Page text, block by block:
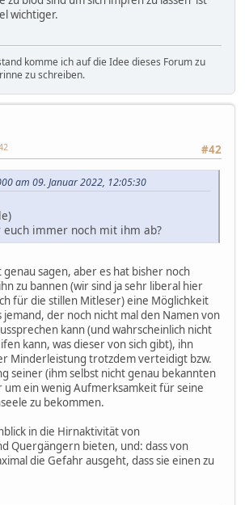
wichtiger.
komme ich auf die Idee dieses Forum zu
zu schreiben.
#42
am 09. Januar 2022, 12:05:30
immer noch mit ihm ab?
genau sagen, aber es hat bisher noch
zu bannen (wir sind ja sehr liberal hier
für die stillen Mitleser) eine Möglichkeit
der noch nicht mal den Namen von
kann (und wahrscheinlich nicht
kann, was dieser von sich gibt), ihn
Minderleistung trotzdem verteidigt bzw.
seiner (ihm selbst nicht genau bekannten
um ein wenig Aufmerksamkeit für seine
zu bekommen.
in die Hirnaktivität von
Quergängern bieten, und: dass von
die Gefahr ausgeht, dass sie einen zu